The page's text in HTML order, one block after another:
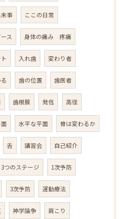
事 ここの日常
ス 身体の痛み 疼痛
入れ歯 変わり者
歯の位置 歯医者
歯根膜 発信 高径
水平な平面 骨は変わるか
舌 講習会 自己紹介
3つのステージ 1次予防
3次予防 運動療法
神学論争 肩こり